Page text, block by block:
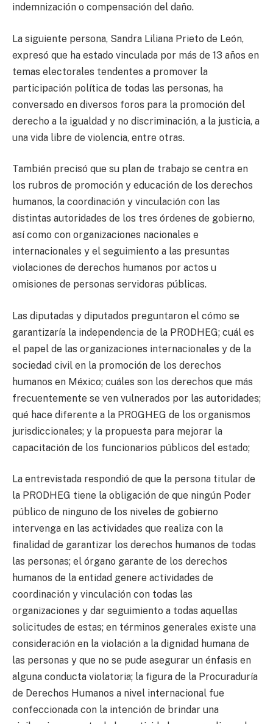
indemnización o compensación del daño.
La siguiente persona, Sandra Liliana Prieto de León,
expresó que ha estado vinculada por más de 13 años en
temas electorales tendentes a promover la
participación política de todas las personas, ha
conversado en diversos foros para la promoción del
derecho a la igualdad y no discriminación, a la justicia, a
una vida libre de violencia, entre otras.
También precisó que su plan de trabajo se centra en
los rubros de promoción y educación de los derechos
humanos, la coordinación y vinculación con las
distintas autoridades de los tres órdenes de gobierno,
así como con organizaciones nacionales e
internacionales y el seguimiento a las presuntas
violaciones de derechos humanos por actos u
omisiones de personas servidoras públicas.
Las diputadas y diputados preguntaron el cómo se
garantizaría la independencia de la PRODHEG; cuál es
el papel de las organizaciones internacionales y de la
sociedad civil en la promoción de los derechos
humanos en México; cuáles son los derechos que más
frecuentemente se ven vulnerados por las autoridades;
qué hace diferente a la PROGHEG de los organismos
jurisdiccionales; y la propuesta para mejorar la
capacitación de los funcionarios públicos del estado;
La entrevistada respondió de que la persona titular de
la PRODHEG tiene la obligación de que ningún Poder
público de ninguno de los niveles de gobierno
intervenga en las actividades que realiza con la
finalidad de garantizar los derechos humanos de todas
las personas; el órgano garante de los derechos
humanos de la entidad genere actividades de
coordinación y vinculación con todas las
organizaciones y dar seguimiento a todas aquellas
solicitudes de estas; en términos generales existe una
consideración en la violación a la dignidad humana de
las personas y que no se pude asegurar un énfasis en
alguna conducta violatoria; la figura de la Procuraduría
de Derechos Humanos a nivel internacional fue
confeccionada con la intención de brindar una